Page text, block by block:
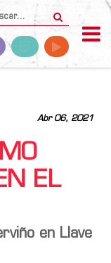
Abr 06, 2021
EL
en Llave